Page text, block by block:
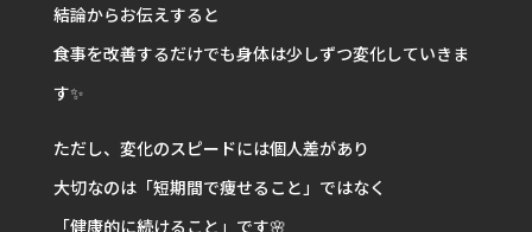
結論からお伝えすると
食事を改善するだけでも身体は少しずつ変化していきま
す✨
ただし、変化のスピードには個人差があり
大切なのは「短期間で痩せること」ではなく
「健康的に続けること」です🌸